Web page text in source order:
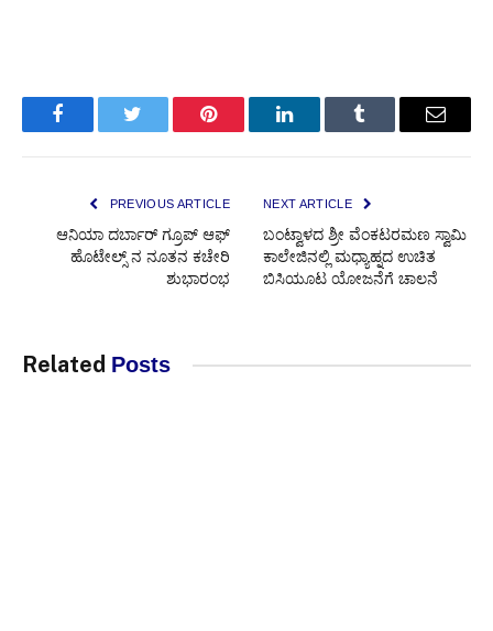
FacebookTwitter PinterestLinkedInTumblr Email
PREVIOUS ARTICLE
ಆನಿಯಾ ದರ್ಬಾರ್ ಗ್ರೂಪ್ ಆಫ್
ಹೊಟೇಲ್ಸ್ ನ ನೂತನ ಕಚೇರಿ
ಶುಭಾರಂಭ
NEXT ARTICLE
ಬಂಟ್ವಾಳದ ಶ್ರೀ ವೆಂಕಟರಮಣ ಸ್ವಾಮಿ
ಕಾಲೇಜಿನಲ್ಲಿ ಮಧ್ಯಾಹ್ನದ ಉಚಿತ
ಬಿಸಿಯೂಟ ಯೋಜನೆಗೆ ಚಾಲನೆ
Related Posts